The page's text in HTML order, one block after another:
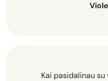
Kai pasidalinau